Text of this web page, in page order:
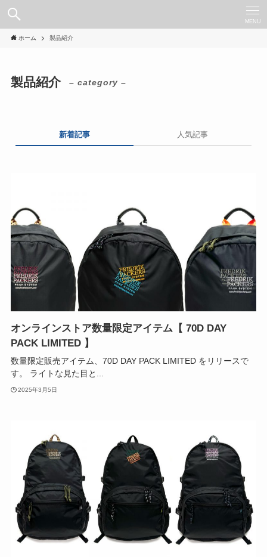
MENU
ホーム 製品紹介
製品紹介 – category –
新着記事 人気記事
オンラインストア数量限定アイテム【 70D DAY
PACK LIMITED 】
数量限定販売アイテム、70D DAY PACK LIMITED をリリースで
す。 ライトな見た目と...
2025年3月5日